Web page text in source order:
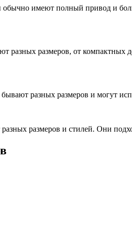
имеют полный привод и
размеров, от компактных
разных размеров и могут
размеров и стилей. Они